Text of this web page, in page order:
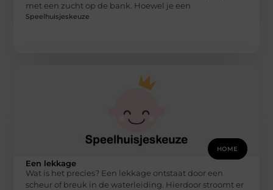
met een zucht op de bank. Hoewel je een
Speelhuisjeskeuze
HOME
Een lekkage
Wat is het precies? Een lekkage ontstaat door een
scheur of breuk in de waterleiding. Hierdoor stroomt er